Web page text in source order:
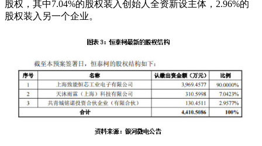
股权，其中7.04%的股权装入创始人全资新设主体，2.96%的
股权装入另一个企业。